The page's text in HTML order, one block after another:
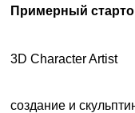
Примерный
3D Character Artist
создание и